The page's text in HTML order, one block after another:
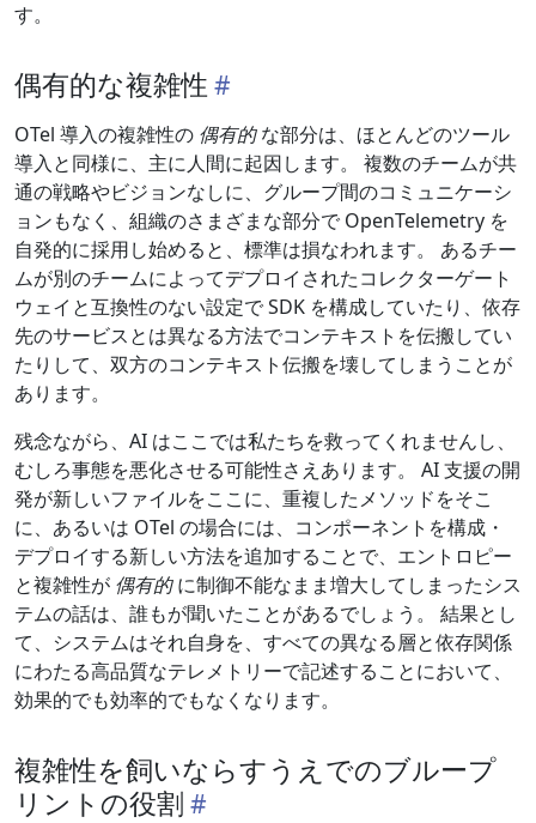
す。
偶有的な複雑性
OTel 導入の複雑性の 偶有的な部分は、ほとんどのツール
導入と同様に、主に人間に起因します。 複数のチームが共
通の戦略やビジョンなしに、グループ間のコミュニケーシ
ョンもなく、組織のさまざまな部分で OpenTelemetry を
自発的に採用し始めると、標準は損なわれます。 あるチー
ムが別のチームによってデプロイされたコレクターゲート
ウェイと互換性のない設定で SDK を構成していたり、依存
先のサービスとは異なる方法でコンテキストを伝搬してい
たりして、双方のコンテキスト伝搬を壊してしまうことが
あります。
残念ながら、AI はここでは私たちを救ってくれませんし、
むしろ事態を悪化させる可能性さえあります。 AI 支援の開
発が新しいファイルをここに、重複したメソッドをそこ
に、あるいは OTel の場合には、コンポーネントを構成・
デプロイする新しい方法を追加することで、エントロピー
と複雑性が 偶有的に制御不能なまま増大してしまったシス
テムの話は、誰もが聞いたことがあるでしょう。 結果とし
て、システムはそれ自身を、すべての異なる層と依存関係
にわたる高品質なテレメトリーで記述することにおいて、
効果的でも効率的でもなくなります。
複雑性を飼いならすうえでのブループ
リントの役割